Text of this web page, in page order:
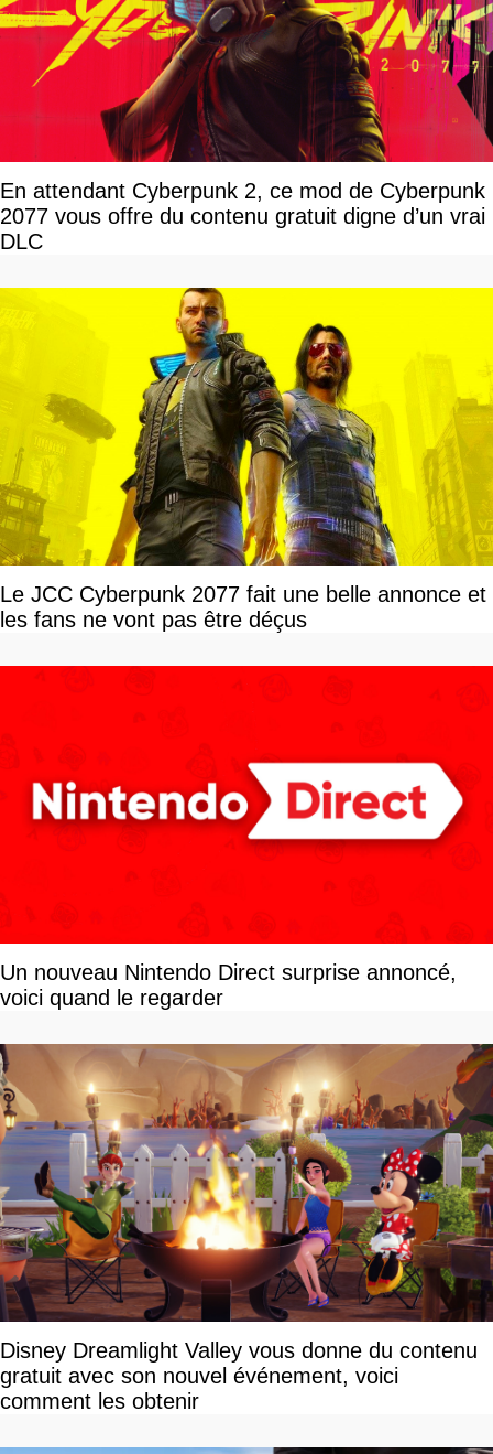
En attendant Cyberpunk 2, ce mod de Cyberpunk
2077 vous offre du contenu gratuit digne d’un vrai
DLC
Le JCC Cyberpunk 2077 fait une belle annonce et
les fans ne vont pas être déçus
Un nouveau Nintendo Direct surprise annoncé,
voici quand le regarder
Disney Dreamlight Valley vous donne du contenu
gratuit avec son nouvel événement, voici
comment les obtenir